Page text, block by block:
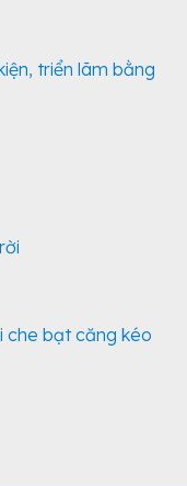
triển lãm bằng
che bạt căng kéo